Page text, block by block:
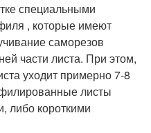
специальными
, которые имеют
саморезов
части листа. При этом,
уходит примерно 7-8
листы
либо короткими